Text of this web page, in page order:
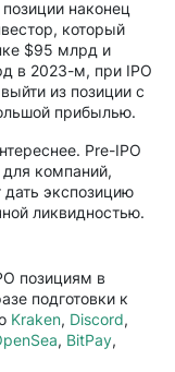
наконец
который
$95 млрд и
в 2023-м, при IPO
из позиции с
прибылью.
Pre-IPO
компаний,
экспозицию
ликвидностью.
позициям в
подготовки к
Kraken, Discord,
, BitPay,